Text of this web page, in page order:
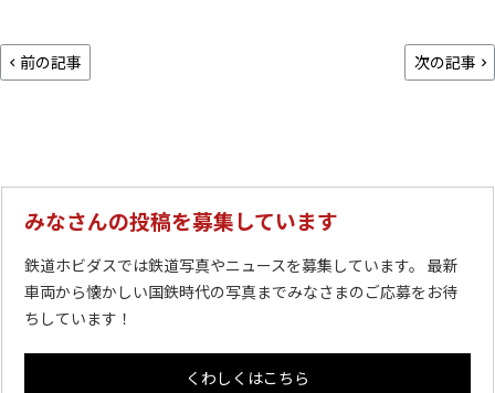
前の記事 次の記事
みなさんの投稿を募集しています
鉄道ホビダスでは鉄道写真やニュースを募集しています。 最新
車両から懐かしい国鉄時代の写真までみなさまのご応募をお待
ちしています！
くわしくはこちら